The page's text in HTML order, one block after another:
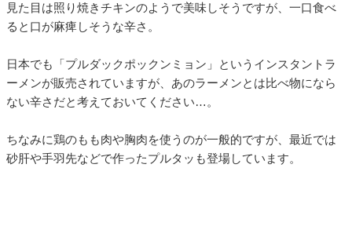
見た目は照り焼きチキンのようで美味しそうですが、一口食べ
ると口が麻痺しそうな辛さ。
日本でも「プルダックポックンミョン」というインスタントラ
ーメンが販売されていますが、あのラーメンとは比べ物になら
ない辛さだと考えておいてください…。
ちなみに鶏のもも肉や胸肉を使うのが一般的ですが、最近では
砂肝や手羽先などで作ったプルタッも登場しています。